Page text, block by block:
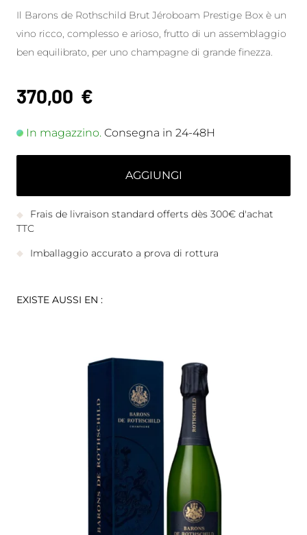
Il Barons de Rothschild Brut Jéroboam Prestige Box è un
vino ricco, complesso e arioso, frutto di un assemblaggio
ben equilibrato, per uno champagne di grande finezza.
370,00 €
In magazzino. Consegna in 24-48H
AGGIUNGI
Frais de livraison standard offerts dès 300€ d'achat
TTC
Imballaggio accurato a prova di rottura
EXISTE AUSSI EN :